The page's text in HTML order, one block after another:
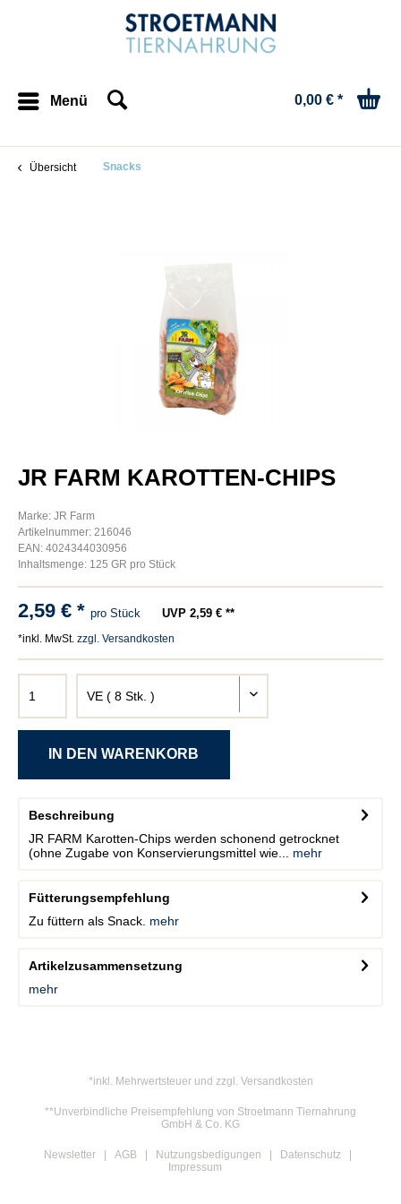
Menü 0,00 € *
Übersicht Snacks
JR FARM KAROTTEN-CHIPS
Marke: JR Farm
Artikelnummer: 216046
EAN: 4024344030956
Inhaltsmenge: 125 GR pro Stück
2,59 € * pro Stück UVP 2,59 € **
*inkl. MwSt. zzgl. Versandkosten
Beschreibung
JR FARM Karotten-Chips werden schonend getrocknet
(ohne Zugabe von Konservierungsmittel wie...
mehr
Fütterungsempfehlung
Zu füttern als Snack. mehr
Artikelzusammensetzung
mehr
*inkl. Mehrwertsteuer und zzgl. Versandkosten
**Unverbindliche Preisempfehlung von Stroetmann Tiernahrung
GmbH & Co. KG
Newsletter AGB Nutzungsbedigungen
Datenschutz
Impressum